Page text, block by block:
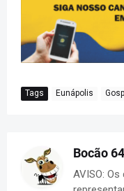
Tags Eunápolis
Bocão 64
AVISO: